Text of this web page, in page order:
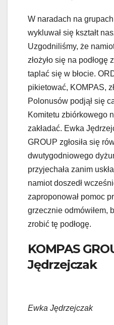
W naradach na
wykluwał się kształt
Uzgodniliśmy, że
złożyło się na podłogę
taplać się w błocie.
pikietować, KOMPAS,
Polonusów podjął się
Komitetu zbiórkowego
zakładać. Ewka
GROUP zgłosiła się
dwutygodniowego
przyjechała zanim
namiot doszedł
zaproponował pomoc
grzecznie odmówiłem,
zrobić tę podłogę.
KOMPAS
Jędrzejczak
Ewka Jędrzejczak